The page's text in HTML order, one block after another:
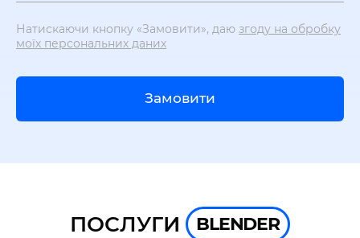
Натискаючи кнопку «Замовити», даю згоду на обробку
моїх персональних даних
Замовити
ПОСЛУГИ BLENDER